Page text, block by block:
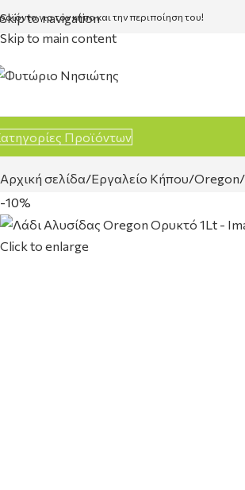
Skip to navigation
Skip to main content
για τον κήπο και την περιποίηση του!
Προϊόντων
Αρχική σελίδα Εργαλείο Κήπου Oregon
-10%
Click to enlarge